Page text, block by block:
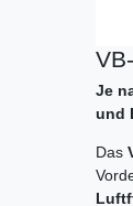
Je
und
Das